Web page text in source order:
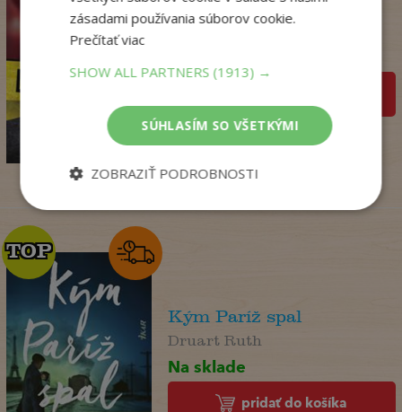
17
14,18 €
(Dominik Dán 42)
TOP
TOP
Kým Paríž spal
Druart Ruth
Na sklade
pridať do košíka
zásadami používania súborov cookie.
Prečítať viac
SHOW ALL PARTNERS (1913) →
SÚHLASÍM SO VŠETKÝMI
ZOBRAZIŤ PODROBNOSTI